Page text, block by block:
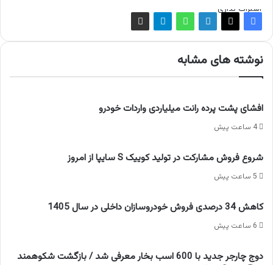
اشتراک گذاری
نوشته های مشابه
افشای پشت پرده رانت میلیاردی واردات خودرو
4 ساعت پیش
شروع فروش مشارکت در تولید کوییک S سایپا از امروز
5 ساعت پیش
کاهش 34 درصدی فروش خودروسازان داخلی در سال 1405
6 ساعت پیش
دوج چارجر جدید با 600 اسب‌ بخار معرفی شد / بازگشت شکوهمند